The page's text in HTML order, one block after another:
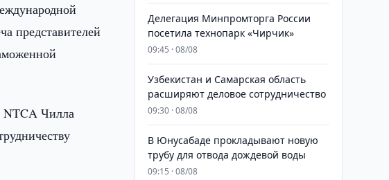
представителей
NTCA Чилла
Делегация Минпромторга России
посетила технопарк «Чирчик»
09:45 · 08/08
Узбекистан и Самарская область
расширяют деловое сотрудничество
09:30 · 08/08
В Юнусабаде прокладывают новую
трубу для отвода дождевой воды
09:15 · 08/08